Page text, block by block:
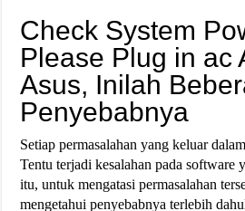
Check System
Please Plug in ac
Asus, Inilah
Penyebabnya
Setiap permasalahan yang keluar
Tentu terjadi kesalahan pada software
itu, untuk mengatasi permasalahan
mengetahui penyebabnya terlebih